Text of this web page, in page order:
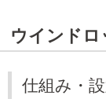
ウインド
仕組み・